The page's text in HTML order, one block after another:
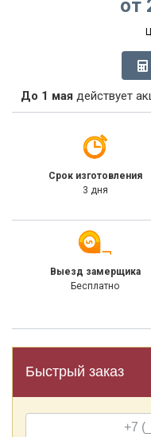
от
До 1 мая действует
Срок изготовления
3 дня
Выезд замерщика
Бесплатно
Быстрый заказ